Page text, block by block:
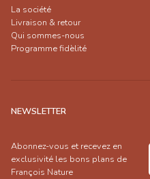
La société
Livraison & retour
Qui sommes-nous
Programme fidèlité
NEWSLETTER
Abonnez-vous et recevez en
exclusivité les bons plans de
François Nature